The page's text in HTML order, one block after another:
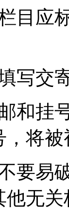
目应
写交
和挂
将
要易
无